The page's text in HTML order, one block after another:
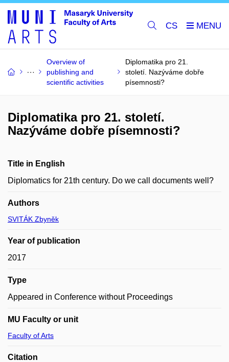
CS
Overview of
publishing and
scientific activities
Diplomatika pro 21.
století. Nazýváme dobře
písemnosti?
Diplomatika pro 21. století.
Nazýváme dobře písemnosti?
Title in English
Diplomatics for 21th century. Do we call documents well?
Authors
SVITÁK Zbyněk
Year of publication
2017
Type
Appeared in Conference without Proceedings
MU Faculty or unit
Faculty of Arts
Citation